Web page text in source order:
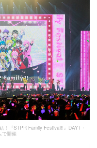
！『STPR Family Festival!!』DAY1・
で開催